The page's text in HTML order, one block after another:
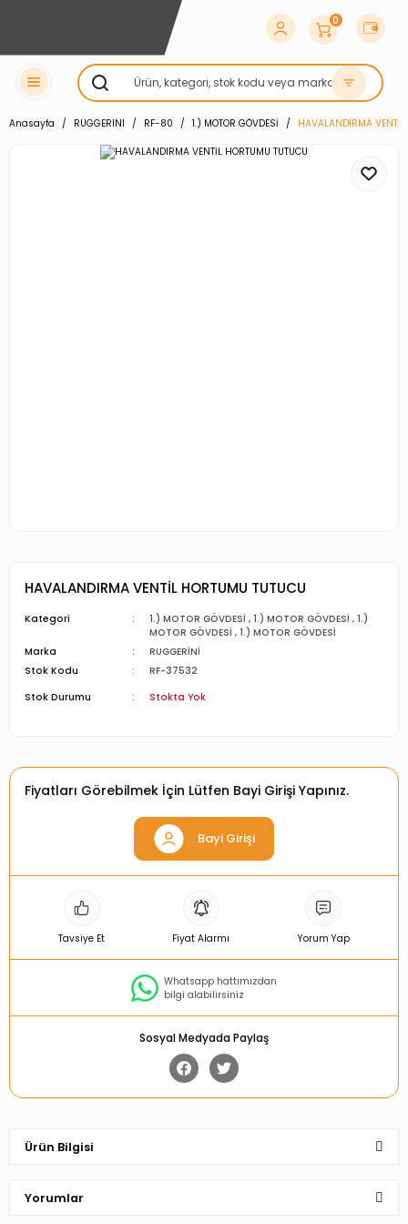
0
Anasayfa RUGGERINI RF-80 1.) MOTOR GÖVDESİ HAVALANDIRMA VENTİL
HAVALANDIRMA VENTİL HORTUMU TUTUCU
Kategori 1.) MOTOR GÖVDESİ ,1.) MOTOR GÖVDESİ ,1.)
MOTOR GÖVDESİ ,1.) MOTOR GÖVDESİ
Marka
RUGGERİNİ
Stok Kodu
RF-37532
Stok Durumu
Stokta Yok
Fiyatları Görebilmek İçin Lütfen Bayi Girişi Yapınız.
Bayi Girişi
Tavsiye Et Fiyat Alarmı Yorum Yap
Whatsapp hattımızdan
bilgi alabilirsiniz
Sosyal Medyada Paylaş
Ürün Bilgisi
Yorumlar